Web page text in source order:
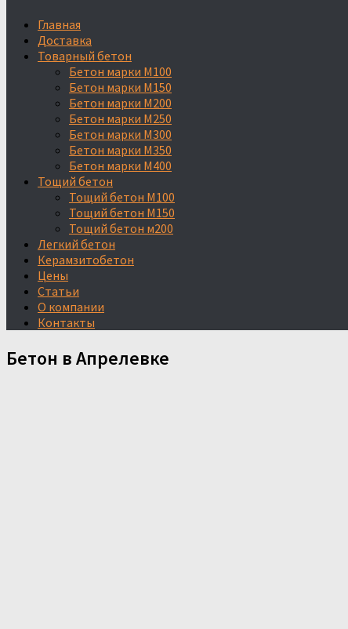
Главная
Доставка
Товарный бетон
Бетон марки М100
Бетон марки М150
Бетон марки М200
Бетон марки М250
Бетон марки М300
Бетон марки М350
Бетон марки М400
Тощий бетон
Тощий бетон М100
Тощий бетон М150
Тощий бетон м200
Легкий бетон
Керамзитобетон
Цены
Статьи
О компании
Контакты
Бетон в Апрелевке